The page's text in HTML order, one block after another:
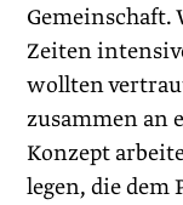
Gemeinschaft.
Zeiten
wollten
zusammen an
Konzept
legen, die